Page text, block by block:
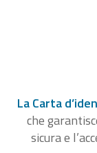
La Carta
che
sicura e